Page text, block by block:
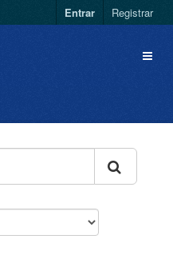
Entrar Registrar